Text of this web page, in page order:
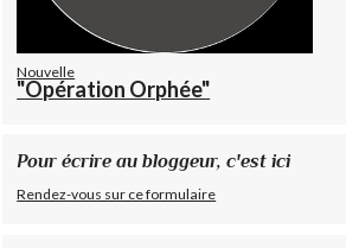
Nouvelle
"Opération Orphée"
Pour écrire au bloggeur, c'est ici
Rendez-vous sur ce formulaire